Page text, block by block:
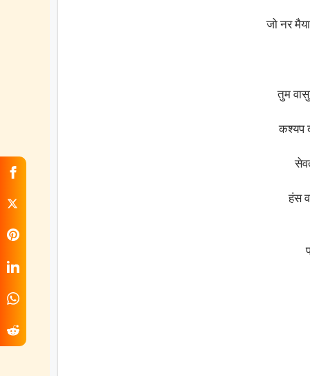
जो नर
तुम
कश्यप
हंस